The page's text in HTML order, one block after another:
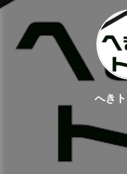
へき